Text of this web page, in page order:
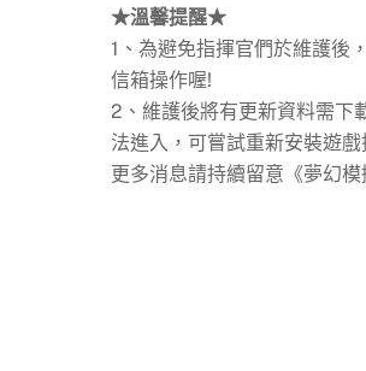
★溫馨提醒★
1、為避免指揮官們於維護後
信箱操作喔!
2、維護後將有更新資料需下
法進入，可嘗試重新安裝遊
更多消息請持續留意《夢幻